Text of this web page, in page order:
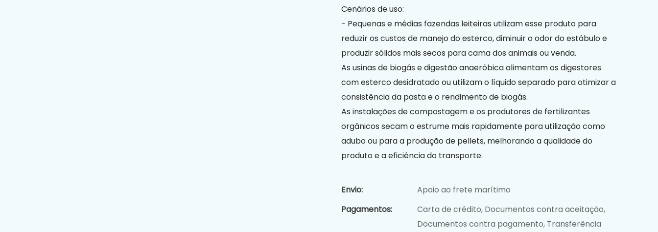
Cenários de uso:
- Pequenas e médias fazendas leiteiras utilizam esse produto para
reduzir os custos de manejo do esterco, diminuir o odor do estábulo e
produzir sólidos mais secos para cama dos animais ou venda.
As usinas de biogás e digestão anaeróbica alimentam os digestores
com esterco desidratado ou utilizam o líquido separado para otimizar a
consistência da pasta e o rendimento de biogás.
As instalações de compostagem e os produtores de fertilizantes
orgânicos secam o estrume mais rapidamente para utilização como
adubo ou para a produção de pellets, melhorando a qualidade do
produto e a eficiência do transporte.
Envio:
Apoio ao frete marítimo
Pagamentos:
Carta de crédito, Documentos contra aceitação,
Documentos contra pagamento, Transferência